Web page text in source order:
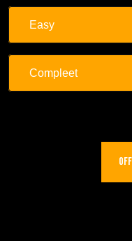
Easy
Compleet